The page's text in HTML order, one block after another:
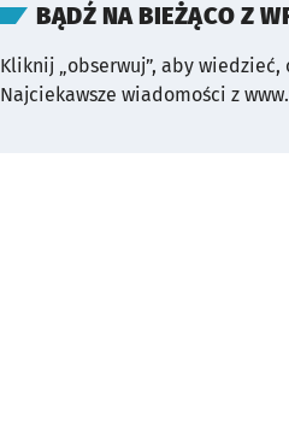
BĄDŹ NA BIEŻĄCO Z
Kliknij „obserwuj”, aby wiedzieć,
Najciekawsze wiadomości z